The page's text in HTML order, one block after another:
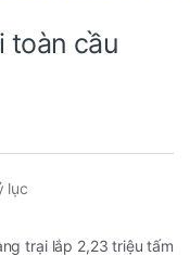
toàn cầu
lục
trại lắp 2,23 triệu tấm